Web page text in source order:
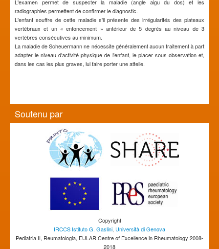
L'examen permet de suspecter la maladie (angle aigu du dos) et les
radiographies permettent de confirmer le diagnostic.
L'enfant souffre de cette maladie s'il présente des irrégularités des plateaux
vertébraux et un « enfoncement » antérieur de 5 degrés au niveau de 3
vertèbres consécutives au minimum.
La maladie de Scheuermann ne nécessite généralement aucun traitement à part
adapter le niveau d'activité physique de l'enfant, le placer sous observation et,
dans les cas les plus graves, lui faire porter une attelle.
Soutenu par
Copyright
IRCCS Istituto G. Gaslini, Università di Genova
Pediatria II, Reumatologia, EULAR Centre of Excellence in Rheumatology 2008-
2018